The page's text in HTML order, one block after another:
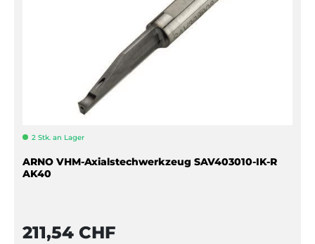
2 Stk. an Lager
ARNO VHM-Axialstechwerkzeug SAV403010-IK-R
AK40
211,54 CHF